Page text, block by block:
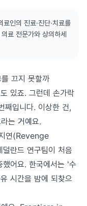
인의 진료·진단·치료를
료 전문가와 상의하세
끄지 못할까
있죠. 그런데 손가락
째입니다. 이상한 건,
는 거예요.
연(Revenge
란드 연구팀이 처음
어요. 한국에서는 '수
시간을 밤에 되찾으